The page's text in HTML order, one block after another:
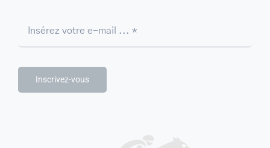
Inscrivez-vous